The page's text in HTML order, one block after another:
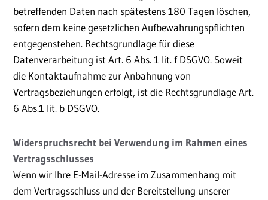
betreffenden Daten nach spätestens 180 Tagen löschen,
sofern dem keine gesetzlichen Aufbewahrungspflichten
entgegenstehen. Rechtsgrundlage für diese
Datenverarbeitung ist Art. 6 Abs. 1 lit. f DSGVO. Soweit
die Kontaktaufnahme zur Anbahnung von
Vertragsbeziehungen erfolgt, ist die Rechtsgrundlage Art.
6 Abs.1 lit. b DSGVO.
Widerspruchsrecht bei Verwendung im Rahmen eines
Vertragsschlusses
Wenn wir Ihre E-Mail-Adresse im Zusammenhang mit
dem Vertragsschluss und der Bereitstellung unserer